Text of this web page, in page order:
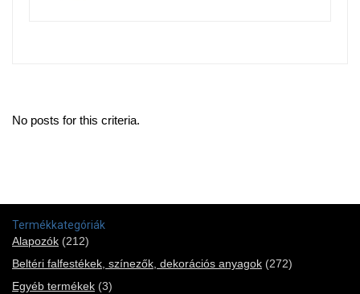
No posts for this criteria.
Termékkategóriák
Alapozók (212)
Beltéri falfestékek, színezők, dekorációs anyagok (272)
Egyéb termékek (3)